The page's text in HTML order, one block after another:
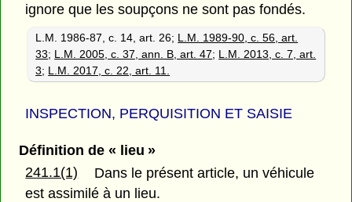
ignore que les soupçons ne sont pas fondés.
L.M. 1986-87, c. 14, art. 26; L.M. 1989-90, c. 56, art.
33; L.M. 2005, c. 37, ann. B, art. 47; L.M. 2013, c. 7, art.
3; L.M. 2017, c. 22, art. 11.
INSPECTION, PERQUISITION ET SAISIE
Définition de « lieu »
241.1(1)
Dans le présent article, un véhicule
est assimilé à un lieu.